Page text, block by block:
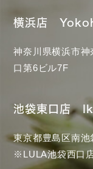
横浜店
神奈川県横浜市
口第6ビル7F
池袋東口店
東京都豊島区南
※LULA池袋西口